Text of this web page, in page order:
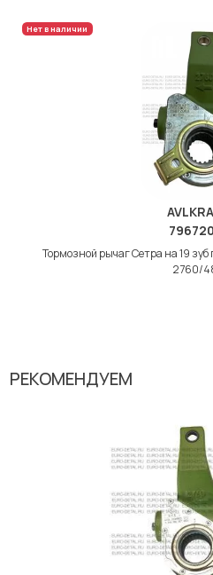
Нет в наличии
Тормозной рычаг Сетра на 19
2760/
РЕКОМЕНДУЕМ